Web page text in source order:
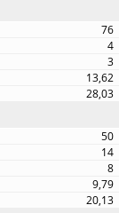
76
4
3
13,62
28,03
50
14
8
9,79
20,13